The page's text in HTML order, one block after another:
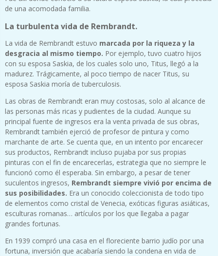
de una acomodada familia.
La turbulenta vida de Rembrandt.
La vida de Rembrandt estuvo marcada por la riqueza y la
desgracia al mismo tiempo. Por ejemplo, tuvo cuatro hijos
con su esposa Saskia, de los cuales solo uno, Titus, llegó a la
madurez. Trágicamente, al poco tiempo de nacer Titus, su
esposa Saskia moría de tuberculosis.
Las obras de Rembrandt eran muy costosas, solo al alcance de
las personas más ricas y pudientes de la ciudad. Aunque su
principal fuente de ingresos era la venta privada de sus obras,
Rembrandt también ejerció de profesor de pintura y como
marchante de arte. Se cuenta que, en un intento por encarecer
sus productos, Rembrandt incluso pujaba por sus propias
pinturas con el fin de encarecerlas, estrategia que no siempre le
funcionó como él esperaba. Sin embargo, a pesar de tener
suculentos ingresos, Rembrandt siempre vivió por encima de
sus posibilidades. Era un conocido coleccionista de todo tipo
de elementos como cristal de Venecia, exóticas figuras asiáticas,
esculturas romanas… artículos por los que llegaba a pagar
grandes fortunas.
En 1939 compró una casa en el floreciente barrio judío por una
fortuna, inversión que acabaría siendo la condena en vida de